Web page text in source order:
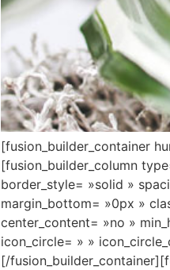
[fusion_builder_container
[fusion_builder_column
border_style= »solid »
margin_bottom= »0px »
center_content= »no »
icon_circle= » »
[/